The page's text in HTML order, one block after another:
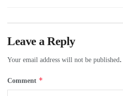
Leave a Reply
Your email address will not be published.
Comment *